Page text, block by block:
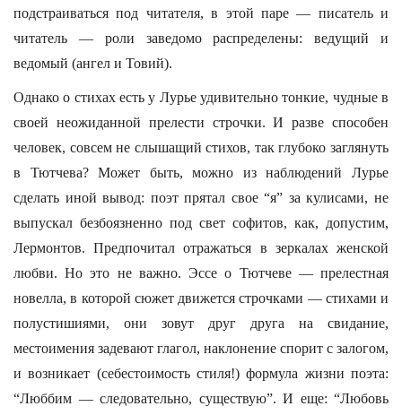
подстраиваться под читателя, в этой паре — писатель и
читатель — роли заведомо распределены: ведущий и
ведомый (ангел и Товий).
Однако о стихах есть у Лурье удивительно тонкие, чудные в
своей неожиданной прелести строчки. И разве способен
человек, совсем не слышащий стихов, так глубоко заглянуть
в Тютчева? Может быть, можно из наблюдений Лурье
сделать иной вывод: поэт прятал свое “я” за кулисами, не
выпускал безбоязненно под свет софитов, как, допустим,
Лермонтов. Предпочитал отражаться в зеркалах женской
любви. Но это не важно. Эссе о Тютчеве — прелестная
новелла, в которой сюжет движется строчками — стихами и
полустишиями, они зовут друг друга на свидание,
местоимения задевают глагол, наклонение спорит с залогом,
и возникает (себестоимость стиля!) формула жизни поэта:
“Люббим — следовательно, существую”. И еще: “Любовь